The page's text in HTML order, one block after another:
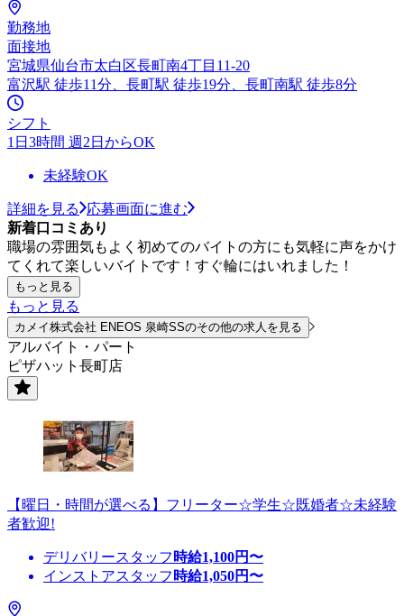
勤務地
面接地
宮城県仙台市太白区長町南4丁目11-20
富沢駅 徒歩11分、長町駅 徒歩19分、長町南駅 徒歩8分
シフト
1日3時間 週2日からOK
未経験OK
詳細を見る
応募画面に進む
新着口コミあり
職場の雰囲気もよく初めてのバイトの方にも気軽に声をかけ
てくれて楽しいバイトです！すぐ輪にはいれました！
もっと見る
もっと見る
カメイ株式会社 ENEOS 泉崎SSのその他の求人を見る
アルバイト・パート
ピザハット長町店
【曜日・時間が選べる】フリーター☆学生☆既婚者☆未経験
者歓迎!
デリバリースタッフ 時給1,100円〜
インストアスタッフ 時給1,050円〜